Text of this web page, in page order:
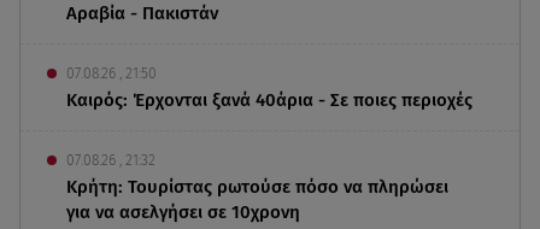
Αραβία - Πακιστάν
07.08.26 , 21:50
Καιρός: Έρχονται ξανά 40άρια - Σε ποιες περιοχές
07.08.26 , 21:32
Κρήτη: Τουρίστας ρωτούσε πόσο να πληρώσει
για να ασελγήσει σε 10χρονη